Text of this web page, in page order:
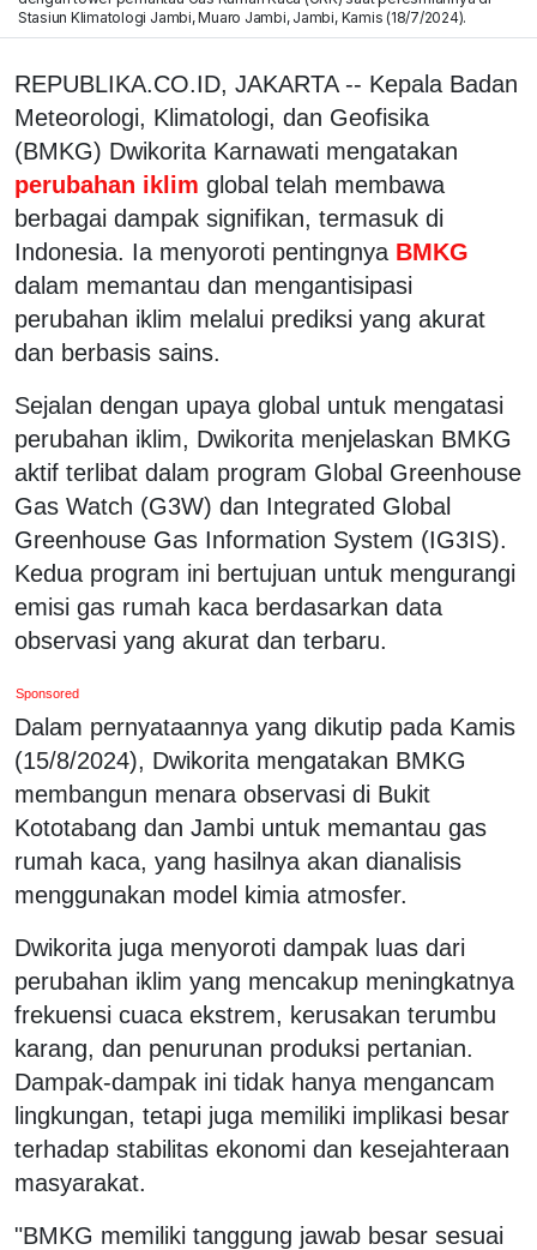
Stasiun Klimatologi Jambi, Muaro Jambi, Jambi, Kamis (18/7/2024).
REPUBLIKA.CO.ID, JAKARTA -- Kepala Badan
Meteorologi, Klimatologi, dan Geofisika
(BMKG) Dwikorita Karnawati mengatakan
perubahan iklim global telah membawa
berbagai dampak signifikan, termasuk di
Indonesia. Ia menyoroti pentingnya BMKG
dalam memantau dan mengantisipasi
perubahan iklim melalui prediksi yang akurat
dan berbasis sains.
Sejalan dengan upaya global untuk mengatasi
perubahan iklim, Dwikorita menjelaskan BMKG
aktif terlibat dalam program Global Greenhouse
Gas Watch (G3W) dan Integrated Global
Greenhouse Gas Information System (IG3IS).
Kedua program ini bertujuan untuk mengurangi
emisi gas rumah kaca berdasarkan data
observasi yang akurat dan terbaru.
Sponsored
Dalam pernyataannya yang dikutip pada Kamis
(15/8/2024), Dwikorita mengatakan BMKG
membangun menara observasi di Bukit
Kototabang dan Jambi untuk memantau gas
rumah kaca, yang hasilnya akan dianalisis
menggunakan model kimia atmosfer.
Dwikorita juga menyoroti dampak luas dari
perubahan iklim yang mencakup meningkatnya
frekuensi cuaca ekstrem, kerusakan terumbu
karang, dan penurunan produksi pertanian.
Dampak-dampak ini tidak hanya mengancam
lingkungan, tetapi juga memiliki implikasi besar
terhadap stabilitas ekonomi dan kesejahteraan
masyarakat.
"BMKG memiliki tanggung jawab besar sesuai